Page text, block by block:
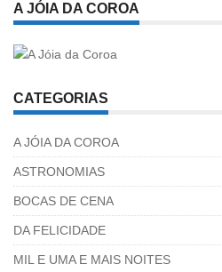
publicações
A JÓIA DA COROA
CATEGORIAS
A JÓIA DA COROA
ASTRONOMIAS
BOCAS DE CENA
DA FELICIDADE
MIL E UMA E MAIS NOITES